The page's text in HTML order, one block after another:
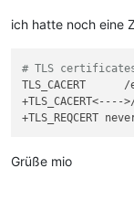
ich hatte noch eine
# TLS certificates
TLS_CACERT
Grüße mio